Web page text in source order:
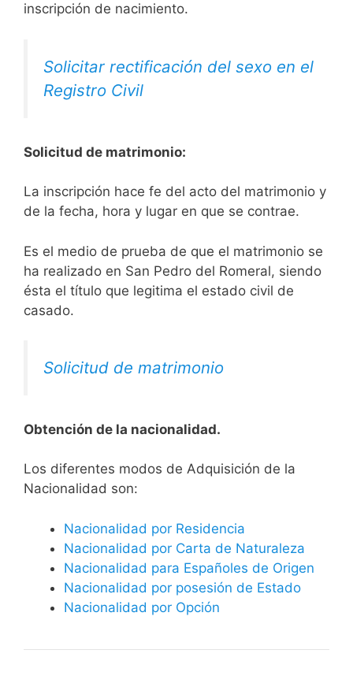
inscripción de nacimiento.
Solicitar rectificación del sexo en el
Registro Civil
Solicitud de matrimonio:
La inscripción hace fe del acto del matrimonio y
de la fecha, hora y lugar en que se contrae.
Es el medio de prueba de que el matrimonio se
ha realizado en San Pedro del Romeral, siendo
ésta el título que legitima el estado civil de
casado.
Solicitud de matrimonio
Obtención de la nacionalidad.
​​​Los diferentes modos de Adquisición de la
Nacionalidad son:
Nacionalidad por Residencia
Nacionalidad por Carta de Naturaleza
Nacionalidad para Españoles de Origen
Nacionalidad por posesión de Estado
Nacionalidad por Opción